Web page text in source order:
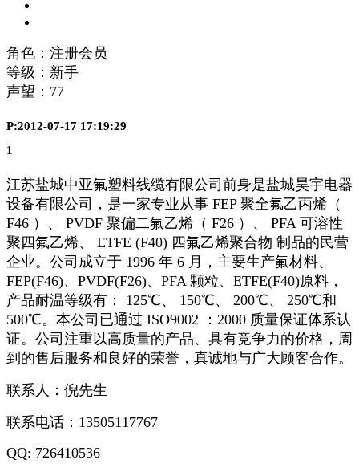
角色：注册会员
等级：新手
声望： 77
P:2012-07-17 17:19:29
1
江苏盐城中亚氟塑料线缆有限公司前身是盐城昊宇电器
设备有限公司，是一家专业从事 FEP 聚全氟乙丙烯（
F46 ）、 PVDF 聚偏二氟乙烯（ F26 ）、 PFA 可溶性
聚四氟乙烯、 ETFE (F40) 四氟乙烯聚合物 制品的民营
企业。公司成立于 1996 年 6 月，主要生产氟材料、
FEP(F46)、PVDF(F26)、PFA 颗粒、ETFE(F40)原料，
产品耐温等级有： 125℃、 150℃、 200℃、 250℃和
500℃。本公司已通过 ISO9002 ：2000 质量保证体系认
证。公司注重以高质量的产品、具有竞争力的价格，周
到的售后服务和良好的荣誉，真诚地与广大顾客合作。
联系人：倪先生
联系电话：13505117767
QQ: 726410536